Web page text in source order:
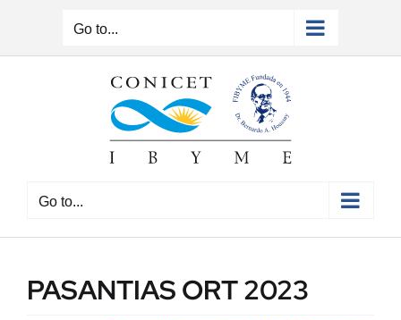
content
Go to...
Go to...
PASANTIAS ORT 2023